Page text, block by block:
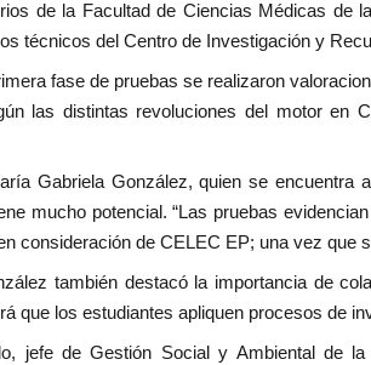
de la Facultad de Ciencias Médicas de
técnicos del Centro de Investigación y
fase de pruebas se realizaron
las distintas revoluciones del motor en
Gabriela González, quien se
mucho potencial. “Las pruebas
consideración de CELEC EP; una vez que
también destacó la importancia de
que los estudiantes apliquen procesos de
jefe de Gestión Social y Ambiental de la